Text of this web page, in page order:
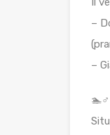
–
–